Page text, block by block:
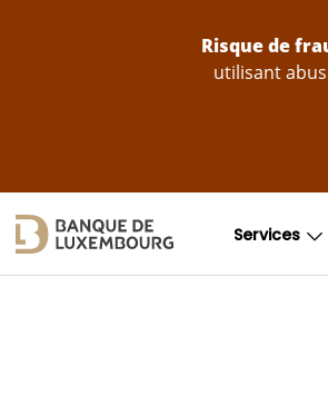
Risque de
utilisant
Services